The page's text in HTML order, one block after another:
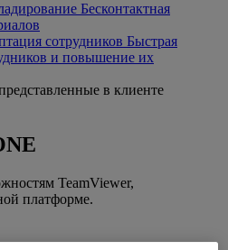
Бесконтактная
сотрудников Быстрая
и повышение их
TeamViewer,
платформе.